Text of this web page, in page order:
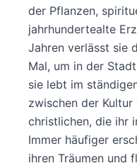
der Pflanzen,
jahrhundertealte
Jahren verlässt sie
Mal, um in der
sie lebt im
zwischen der
christlichen, die ihr
Immer häufiger
ihren Träumen und